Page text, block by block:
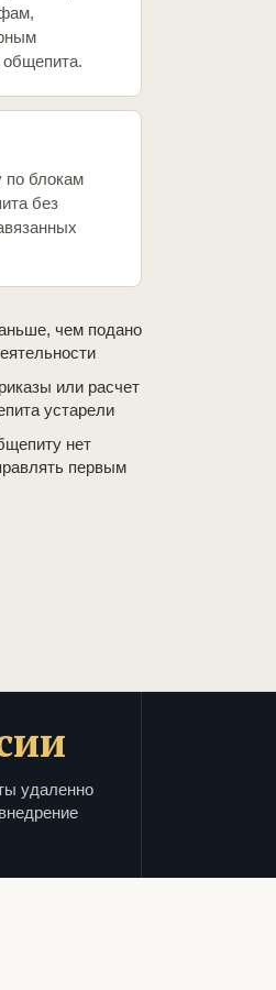
по блокам
без
чем подано
или расчет
устарели
нет
первым
удаленно